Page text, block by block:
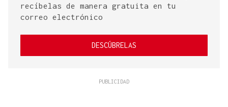
recíbelas de manera gratuita en tu
correo electrónico
DESCÚBRELAS